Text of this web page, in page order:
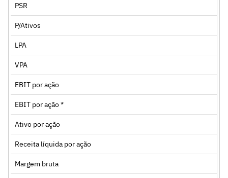
PSR
P/Ativos
LPA
VPA
EBIT por ação
EBIT por ação *
Ativo por ação
Receita líquida por ação
Margem bruta